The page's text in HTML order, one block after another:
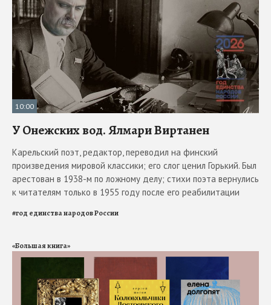
10:00
У Онежских вод. Ялмари Виртанен
Карельский поэт, редактор, переводил на финский
произведения мировой классики; его слог ценил Горький. Был
арестован в 1938-м по ложному делу; стихи поэта вернулись
к читателям только в 1955 году после его реабилитации
#год единства народов России
«Большая книга»